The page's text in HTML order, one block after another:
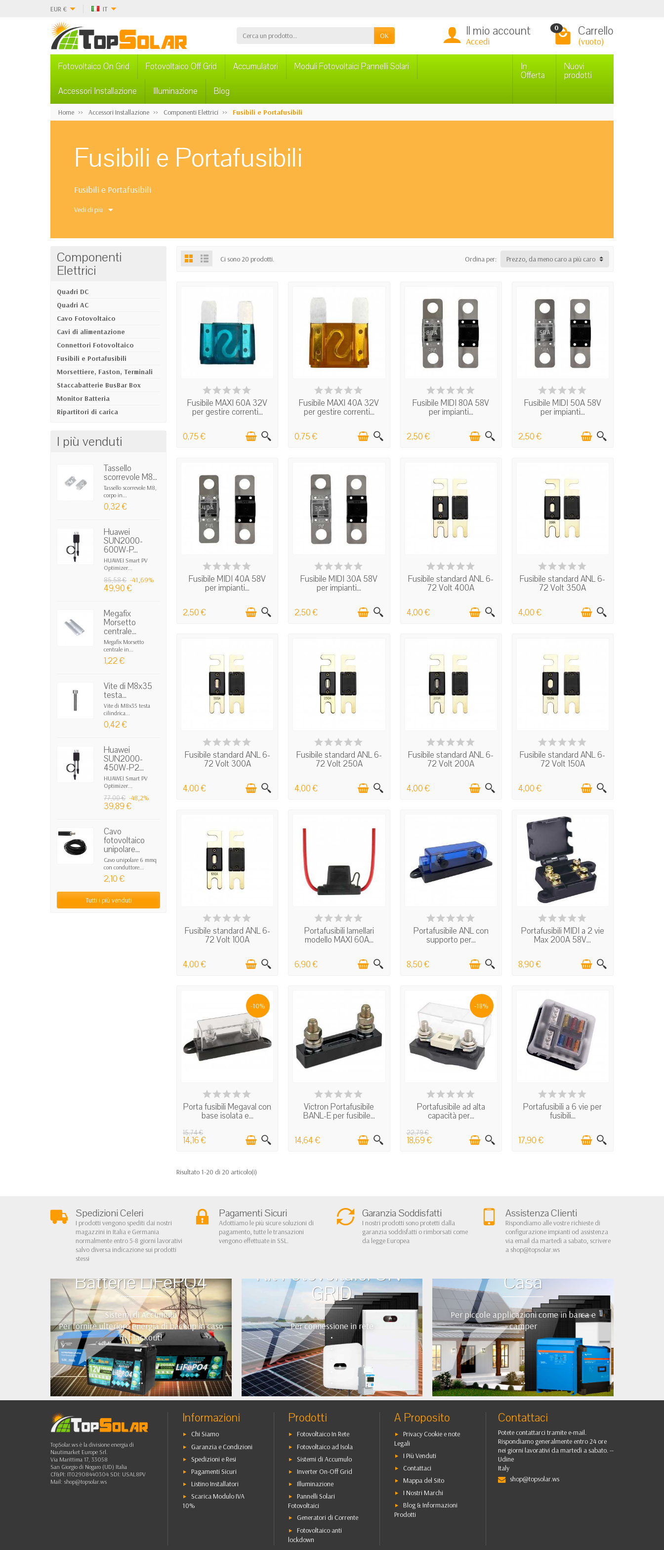
EUR € IT
OK Il mio account
Accedi
0 Carrello
(vuoto)
Fotovoltaico On Grid Fotovoltaico Off Grid Accumulatori Moduli Fotovoltaici Pannelli Solari
Accessori Installazione Illuminazione Blog
In
Offerta
Nuovi
prodotti
Home Accessori Installazione Componenti Elettrici Fusibili e Portafusibili
Fusibili e Portafusibili
Fusibili e Portafusibili
Vedi di più
Componenti
Elettrici
Quadri DC
Quadri AC
Cavo Fotovoltaico
Cavi di alimentazione
Connettori Fotovoltaico
Fusibili e Portafusibili
Morsettiere, Faston, Terminali
Staccabatterie BusBar Box
Monitor Batteria
Ripartitori di carica
I più venduti
Tassello
scorrevole M8...
Tassello scorrevole M8,
corpo in...
0,32 €
Huawei
SUN2000-
600W-P...
HUAWEI Smart PV
Optimizer...
85,58 € -41,69%
49,90 €
Megafix
Morsetto
centrale...
Megafix Morsetto
centrale in...
1,22 €
Vite di M8x35
testa...
Vite di M8x35 testa
cilindrica...
0,42 €
Huawei
SUN2000-
450W-P2...
HUAWEI Smart PV
Optimizer...
77,00 € -48,2%
39,89 €
Cavo
fotovoltaico
unipolare...
Cavo unipolare 6 mmq
con conduttore...
2,10 €
Tutti i più venduti
Ci sono 20 prodotti. Ordina per: Prezzo, da meno caro a più caro
IN STOCK
Fusibile MAXI 60A 32V
per gestire correnti...
0,75 €
IN STOCK
Fusibile MAXI 40A 32V
per gestire correnti...
0,75 €
IN STOCK
Fusibile MIDI 80A 58V
per impianti...
2,50 €
IN STOCK
Fusibile MIDI 50A 58V
per impianti...
2,50 €
IN STOCK
Fusibile MIDI 40A 58V
per impianti...
2,50 €
IN STOCK
Fusibile MIDI 30A 58V
per impianti...
2,50 €
IN STOCK
Fusibile standard ANL 6-
72 Volt 400A
4,00 €
IN STOCK
Fusibile standard ANL 6-
72 Volt 350A
4,00 €
IN STOCK
Fusibile standard ANL 6-
72 Volt 300A
4,00 €
IN STOCK
Fusibile standard ANL 6-
72 Volt 250A
4,00 €
IN STOCK
Fusibile standard ANL 6-
72 Volt 200A
4,00 €
IN STOCK
Fusibile standard ANL 6-
72 Volt 150A
4,00 €
IN STOCK
Fusibile standard ANL 6-
72 Volt 100A
4,00 €
IN STOCK
Portafusibili lamellari
modello MAXI 60A...
6,90 €
IN STOCK
Portafusibile ANL con
supporto per...
8,50 €
IN STOCK
Portafusibili MIDI a 2 vie
Max 200A 58V...
8,90 €
-10%
IN STOCK
Porta fusibili Megaval con
base isolata e...
15,74 €
14,16 €
IN STOCK
Victron Portafusibile
BANL-E per fusibile...
14,64 €
-18%
IN STOCK
Portafusibile ad alta
capacità per...
22,79 €
18,69 €
IN STOCK
Portafusibili a 6 vie per
fusibili...
17,90 €
Risultato 1-20 di 20 articolo(i)
Spedizioni Celeri
I prodotti vengono spediti dai nostri
magazzini in Italia e Germania
normalmente entro 5-8 giorni lavorativi
salvo diversa indicazione sui prodotti
stessi
Pagamenti Sicuri
Adottiamo le più sicure soluzioni di
pagamento, tutte le transazioni
vengono effettuate in SSL.
Garanzia Soddisfatti
I nostri prodotti sono protetti dalla
garanzia soddisfatti o rimborsati come
da legge Europea
Assistenza Clienti
Rispondiamo alle vostre richieste di
configurazione impianti od assistenza
via email da martedì a sabato, scrivere
a shop@topsolar.ws
Batterie LiFePO4
Sistemi di Accumulo
Per fornire ulteriore energia di backup in caso
di blackout!
•
•
•
••
Kit Fotovoltaici ON-
GRID
Per connessione in rete
•
•
•
Casa
Per piccole applicazioni come in barca e
camper
•
•
•
•
••
TopSolar.ws è la divisione energia di
Nautimarket Europe Srl.
Via Marittima 17, 33058
San Giorgio di Nogaro (UD) Italia
Cf&PI: IT02908440304 SDI: USAL8PV
Mail: shop@topsolar.ws
Informazioni
Chi Siamo
Garanzia e Condizioni
Spedizioni e Resi
Pagamenti Sicuri
Listino Installatori
Scarica Modulo IVA
10%
Prodotti
Fotovoltaico In Rete
Fotovoltaico ad Isola
Sistemi di Accumulo
Inverter On-Off Grid
Illuminazione
Pannelli Solari
Fotovoltaici
Generatori di Corrente
Fotovoltaico anti
lockdown
A Proposito
Privacy Cookie e note
Legali
I Più Venduti
Contattaci
Mappa del Sito
I Nostri Marchi
Blog & Informazioni
Prodotti
Contattaci
Potete contattarci tramite e-mail.
Rispondiamo generalmente entro 24 ore
nei giorni lavorativi da martedì a sabato. --
Udine
Italy
shop@topsolar.ws